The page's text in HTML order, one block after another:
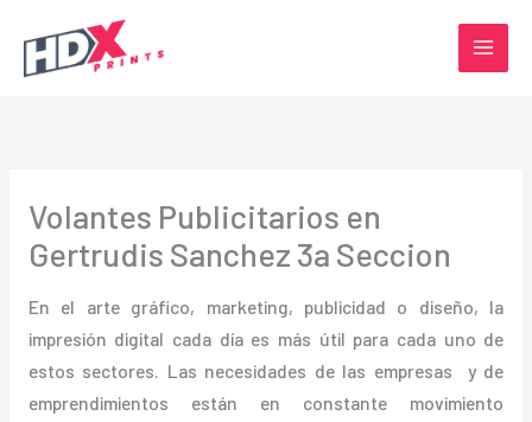
contenido
Volantes Publicitarios en
Gertrudis Sanchez 3a Seccion
En el arte gráfico, marketing, publicidad o diseño, la
impresión digital cada día es más útil para cada uno de
estos sectores. Las necesidades de las empresas y de
emprendimientos están en constante movimiento